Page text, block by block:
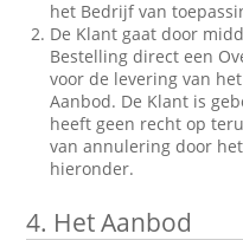
het Bedrijf van
De Klant gaat door
Bestelling direct een
voor de levering van
Aanbod. De Klant is
heeft geen recht op
van annulering door
hieronder.
4. Het Aanbod